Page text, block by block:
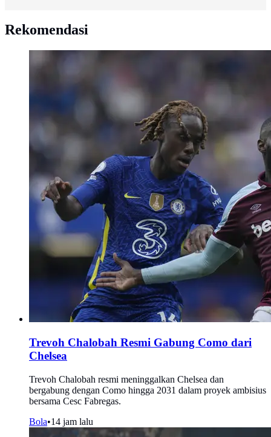
Rekomendasi
Trevoh Chalobah Resmi Gabung Como dari
Chelsea
Trevoh Chalobah resmi meninggalkan Chelsea dan
bergabung dengan Como hingga 2031 dalam proyek ambisius
bersama Cesc Fabregas.
Bola•14 jam lalu